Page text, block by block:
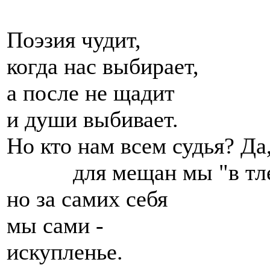
Поэзия чудит,
когда нас выбирает,
а после не щадит
и души выбивает.
Но кто нам всем судья?
для мещан мы "в
но за самих себя
мы сами -
искупленье.